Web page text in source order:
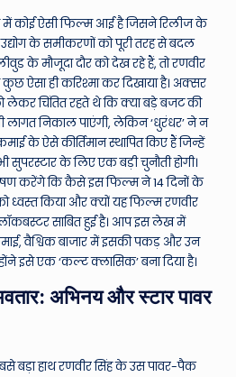
में कोई ऐसी फिल्म आई है जिसने रिलीज के
के समीकरणों को पूरी तरह से बदल
के मौजूदा दौर को देख रहे हैं, तो रणवीर
ऐसा ही करिश्मा कर दिखाया है। अक्सर
लेकर चिंतित रहते थे कि क्या बड़े बजट की
निकाल पाएंगी, लेकिन ‘धुरंधर’ ने न
के ऐसे कीर्तिमान स्थापित किए हैं जिन्हें
के लिए एक बड़ी चुनौती होगी।
करेंगे कि कैसे इस फिल्म ने 14 दिनों के
ध्वस्त किया और क्यों यह फिल्म रणवीर
साबित हुई है। आप इस लेख में
वैश्विक बाजार में इसकी पकड़ और उन
इसे एक ‘कल्ट क्लासिक’ बना दिया है।
अभिनय और स्टार पावर
बड़ा हाथ रणवीर सिंह के उस पावर-पैक